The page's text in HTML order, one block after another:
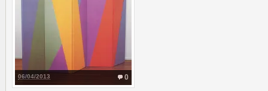
0
06/04/2013